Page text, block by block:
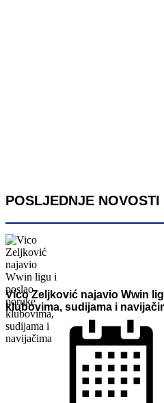
POSLJEDNJE NOVOSTI
Vico Zeljković najavio Wwin
klubovima, sudijama i